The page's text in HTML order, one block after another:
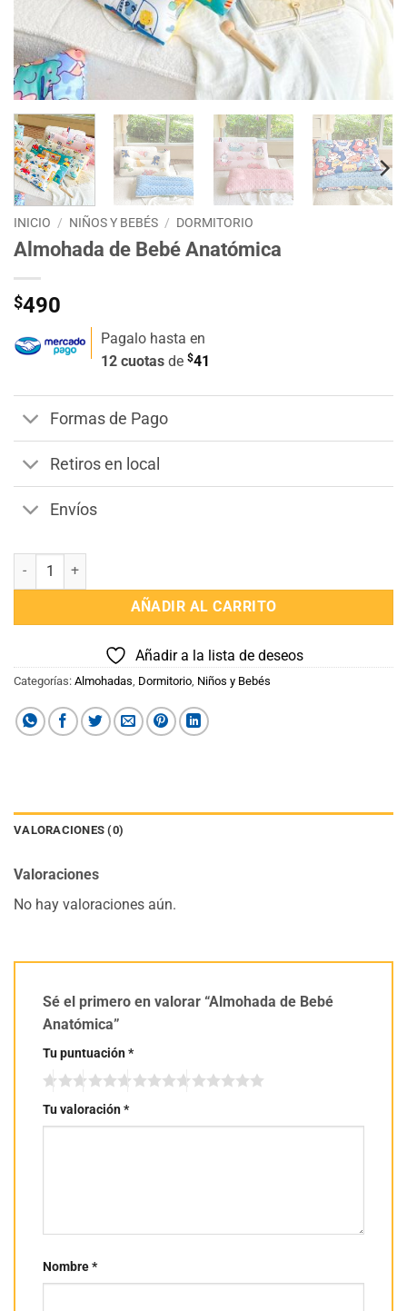
INICIO / NIÑOS Y BEBÉS / DORMITORIO
Almohada de Bebé Anatómica
$490
Pagalo hasta en
12 cuotas de $41
Formas de Pago
Retiros en local
Envíos
Almohada de Bebé Anatómica cantidad
AÑADIR AL CARRITO
Añadir a la lista de deseos
Categorías: Almohadas Dormitorio Niños y Bebés
VALORACIONES (0)
Valoraciones
No hay valoraciones aún.
Sé el primero en valorar “Almohada de Bebé
Anatómica”
Tu puntuación*
Tu valoración*
Nombre*